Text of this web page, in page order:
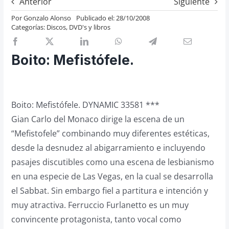
Previos de ópera
Entrevistas
Recomendación
Cosas de Beckmesser
PorGonzalo Alonso
Publicado el: 28/10/2008
Categorías: Discos, DVD's y libros
Boito: Mefistófele.
Boito: Mefistófele. DYNAMIC 33581 ***
Gian Carlo del Monaco dirige la escena de un
“Mefistofele” combinando muy diferentes estéticas,
desde la desnudez al abigarramiento e incluyendo
pasajes discutibles como una escena de lesbianismo
en una especie de Las Vegas, en la cual se desarrolla
el Sabbat. Sin embargo fiel a partitura e intención y
muy atractiva. Ferruccio Furlanetto es un muy
convincente protagonista, tanto vocal como